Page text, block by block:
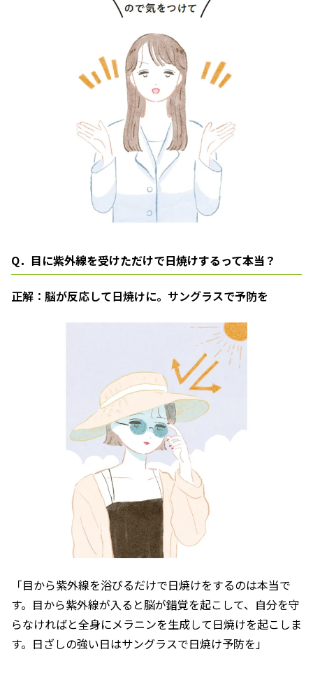
Q．目に紫外線を受けただけで日焼けするって本当？
正解：脳が反応して日焼けに。サングラスで予防を
「目から紫外線を浴びるだけで日焼けをするのは本当で
す。目から紫外線が入ると脳が錯覚を起こして、自分を守
らなければと全身にメラニンを生成して日焼けを起こしま
す。日ざしの強い日はサングラスで日焼け予防を」